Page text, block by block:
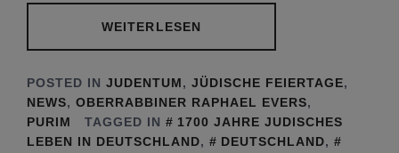
WEITERLESEN
POSTED IN JUDENTUM, JÜDISCHE FEIERTAGE,
NEWS, OBERRABBINER RAPHAEL EVERS,
PURIM
TAGGED IN
1700 JAHRE JUDISCHES
LEBEN IN DEUTSCHLAND, DEUTSCHLAND,